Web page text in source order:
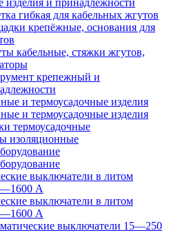
и принадлежности
гибкая для кабельных жгутов
крепёжные, основания для
кабельные, стяжки жгутов,
крепежный и
и термоусадочные изделия
и термоусадочные изделия
термоусадочные
изоляционные
выключатели в литом
А
выключатели в литом
А
выключатели 15—250